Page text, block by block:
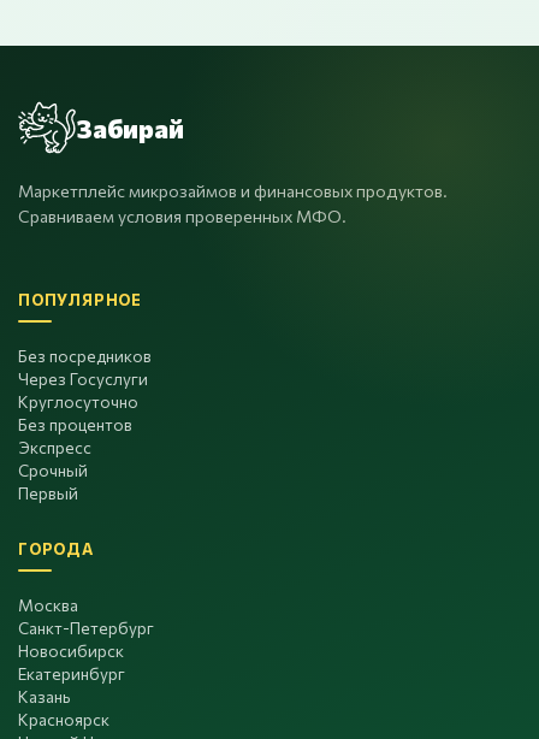
Забирай
Маркетплейс микрозаймов и финансовых продуктов.
Сравниваем условия проверенных МФО.
ПОПУЛЯРНОЕ
Без посредников
Через Госуслуги
Круглосуточно
Без процентов
Экспресс
Срочный
Первый
ГОРОДА
Москва
Санкт-Петербург
Новосибирск
Екатеринбург
Казань
Красноярск